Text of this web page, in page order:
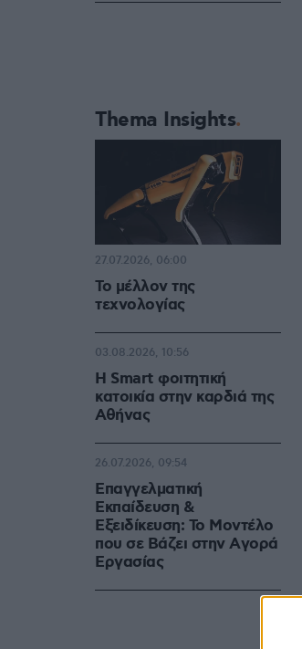
Thema Insights
Το μέλλον της
τεχνολογίας
27.07.2026, 06:00
Η Smart φοιτητική
κατοικία στην καρδιά της
Αθήνας
03.08.2026, 10:56
Επαγγελματική
Εκπαίδευση &
Εξειδίκευση: Το Mοντέλο
που σε Bάζει στην Aγορά
Eργασίας
26.07.2026, 09:54